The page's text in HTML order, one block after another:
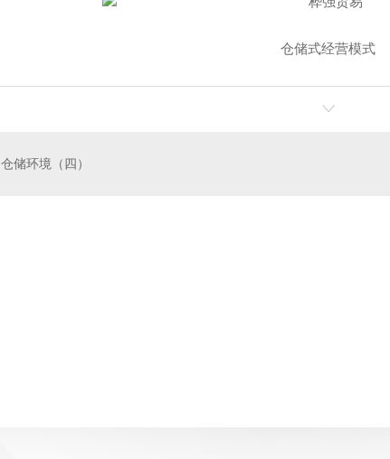
仓储式经营模式
仓储环境（四）